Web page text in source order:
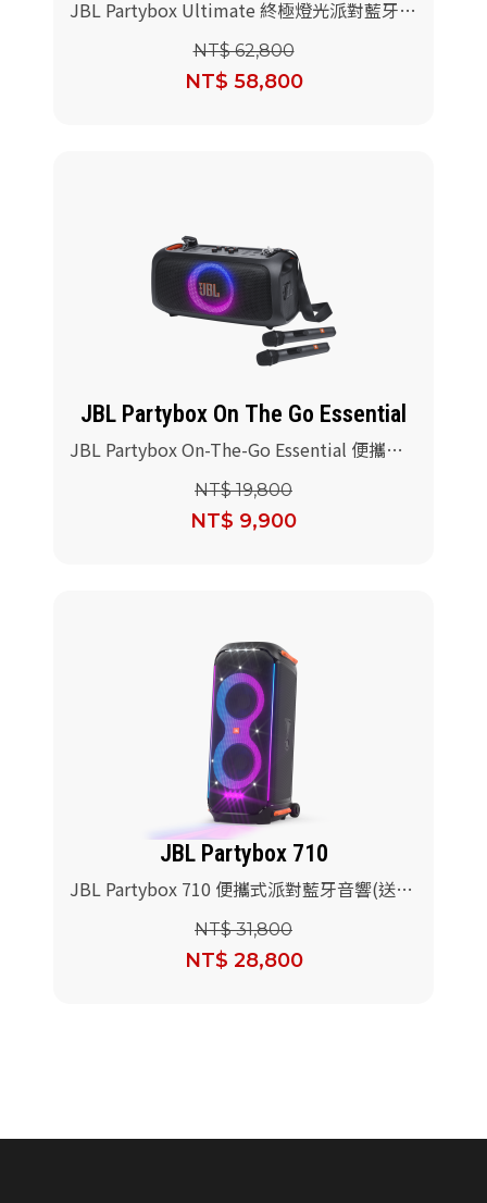
JBL Partybox Ultimate 終極燈光派對藍牙喇
叭(送JBL Wireless Microphone 無線麥克風)
NT$ 62,800
NT$ 58,800
JBL Partybox On The Go Essential
JBL Partybox On-The-Go Essential 便攜式
NT$ 19,800
NT$ 9,900
JBL Partybox 710
JBL Partybox 710 便攜式派對藍牙音響(送
NT$ 31,800
NT$ 28,800